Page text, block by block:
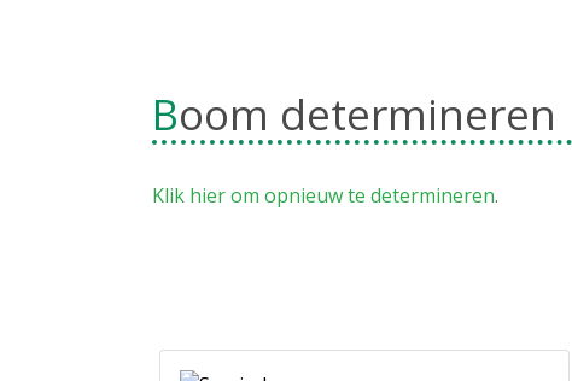
Boom determineren
Klik hier om opnieuw te determineren.